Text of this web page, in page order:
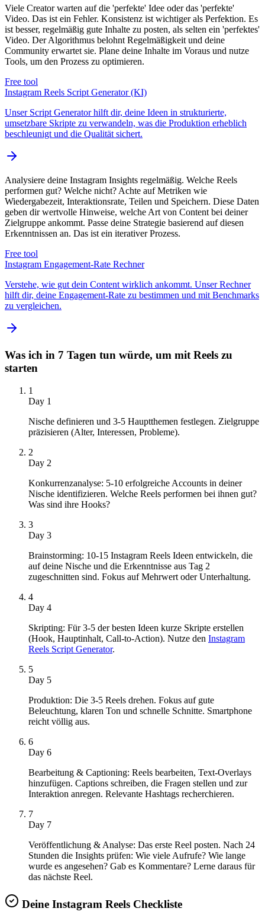
Viele Creator warten auf die 'perfekte' Idee oder das 'perfekte'
Video. Das ist ein Fehler. Konsistenz ist wichtiger als Perfektion. Es
ist besser, regelmäßig gute Inhalte zu posten, als selten ein 'perfektes'
Video. Der Algorithmus belohnt Regelmäßigkeit und deine
Community erwartet sie. Plane deine Inhalte im Voraus und nutze
Tools, um den Prozess zu optimieren.
Free tool
Instagram Reels Script Generator (KI)
Unser Script Generator hilft dir, deine Ideen in strukturierte,
umsetzbare Skripte zu verwandeln, was die Produktion erheblich
beschleunigt und die Qualität sichert.
Analysiere deine Instagram Insights regelmäßig. Welche Reels
performen gut? Welche nicht? Achte auf Metriken wie
Wiedergabezeit, Interaktionsrate, Teilen und Speichern. Diese Daten
geben dir wertvolle Hinweise, welche Art von Content bei deiner
Zielgruppe ankommt. Passe deine Strategie basierend auf diesen
Erkenntnissen an. Das ist ein iterativer Prozess.
Free tool
Instagram Engagement-Rate Rechner
Verstehe, wie gut dein Content wirklich ankommt. Unser Rechner
hilft dir, deine Engagement-Rate zu bestimmen und mit Benchmarks
zu vergleichen.
Was ich in 7 Tagen tun würde, um mit Reels zu
starten
1
Day 1
Nische definieren und 3-5 Hauptthemen festlegen. Zielgruppe
präzisieren (Alter, Interessen, Probleme).
2
Day 2
Konkurrenzanalyse: 5-10 erfolgreiche Accounts in deiner
Nische identifizieren. Welche Reels performen bei ihnen gut?
Was sind ihre Hooks?
3
Day 3
Brainstorming: 10-15 Instagram Reels Ideen entwickeln, die
auf deine Nische und die Erkenntnisse aus Tag 2
zugeschnitten sind. Fokus auf Mehrwert oder Unterhaltung.
4
Day 4
Skripting: Für 3-5 der besten Ideen kurze Skripte erstellen
(Hook, Hauptinhalt, Call-to-Action). Nutze den Instagram
Reels Script Generator.
5
Day 5
Produktion: Die 3-5 Reels drehen. Fokus auf gute
Beleuchtung, klaren Ton und schnelle Schnitte. Smartphone
reicht völlig aus.
6
Day 6
Bearbeitung & Captioning: Reels bearbeiten, Text-Overlays
hinzufügen. Captions schreiben, die Fragen stellen und zur
Interaktion anregen. Relevante Hashtags recherchieren.
7
Day 7
Veröffentlichung & Analyse: Das erste Reel posten. Nach 24
Stunden die Insights prüfen: Wie viele Aufrufe? Wie lange
wurde es angesehen? Gab es Kommentare? Lerne daraus für
das nächste Reel.
Deine Instagram Reels Checkliste